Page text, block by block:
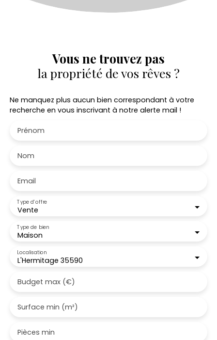
Vous ne trouvez pas
la propriété de vos rêves ?
Ne manquez plus aucun bien correspondant à votre
recherche en vous inscrivant à notre alerte mail !
Prénom
Nom
Email
Vente
Type d'offre
Maison
Type de bien
L'Hermitage 35590
Localisation
Budget max (€)
Surface min (m²)
Pièces min